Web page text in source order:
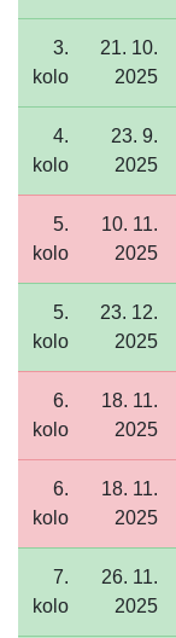
3.
kolo
21. 10.
2025
4.
kolo
23. 9.
2025
5.
kolo
10. 11.
2025
5.
kolo
23. 12.
2025
6.
kolo
18. 11.
2025
6.
kolo
18. 11.
2025
7.
kolo
26. 11.
2025